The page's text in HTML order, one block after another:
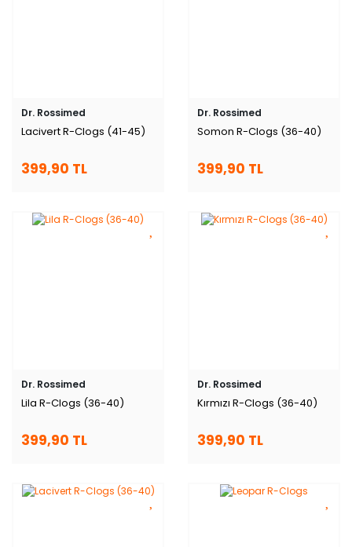
Dr. Rossimed
Lacivert R-Clogs (41-45)
399,90 TL
Dr. Rossimed
Somon R-Clogs (36-40)
399,90 TL
Dr. Rossimed
Lila R-Clogs (36-40)
399,90 TL
Dr. Rossimed
Kırmızı R-Clogs (36-40)
399,90 TL